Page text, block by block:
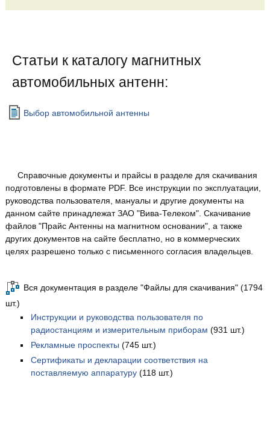
Статьи к каталогу магнитных
автомобильных антенн:
Выбор автомобильной антенны
Справочные документы и прайсы в разделе для скачивания
подготовлены в формате PDF. Все инструкции по эксплуатации,
руководства пользователя, мануалы и другие документы на
данном сайте принадлежат ЗАО "Вива-Телеком". Скачивание
файлов "Прайс Антенны на магнитном основании", а также
других документов на сайте бесплатно, но в коммерческих
целях разрешено только с письменного согласия владельцев.
Вся документация в разделе "Файлы для скачивания" (1794
шт.)
Инструкции и руководства пользователя по
радиостанциям и измерительным приборам (931 шт.)
Рекламные проспекты (745 шт.)
Сертификаты и декларации соответствия на
поставляемую аппаратуру(118 шт.)